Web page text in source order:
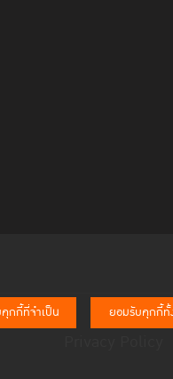
กกี้ที่จำเป็น ยอมรับคุกกี้ทั้